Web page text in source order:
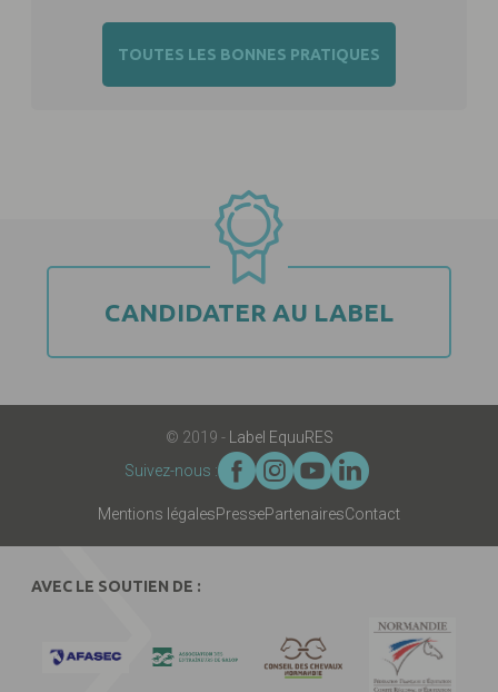
TOUTES LES BONNES PRATIQUES
CANDIDATER AU LABEL
© 2019 -
Label EquuRES
Suivez-nous :
Mentions légalesPressePartenairesContact
AVEC LE SOUTIEN DE :